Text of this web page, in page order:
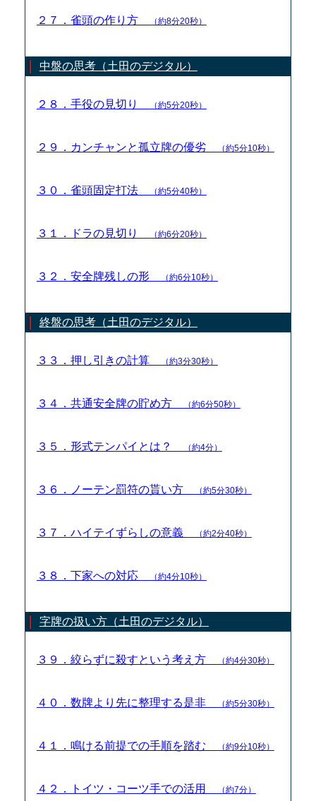
２７．雀頭の作り方 （約8分20秒）
中盤の思考（土田のデジタル）
２８．手役の見切り （約5分20秒）
２９．カンチャンと孤立牌の優劣 （約5分10秒）
３０．雀頭固定打法 （約5分40秒）
３１．ドラの見切り （約6分20秒）
３２．安全牌残しの形 （約6分10秒）
終盤の思考（土田のデジタル）
３３．押し引きの計算 （約3分30秒）
３４．共通安全牌の貯め方 （約6分50秒）
３５．形式テンパイとは？ （約4分）
３６．ノーテン罰符の貰い方 （約5分30秒）
３７．ハイテイずらしの意義 （約2分40秒）
３８．下家への対応 （約4分10秒）
字牌の扱い方（土田のデジタル）
３９．絞らずに殺すという考え方 （約4分30秒）
４０．数牌より先に整理する是非 （約5分30秒）
４１．鳴ける前提での手順を踏む （約9分10秒）
４２．トイツ・コーツ手での活用 （約7分）